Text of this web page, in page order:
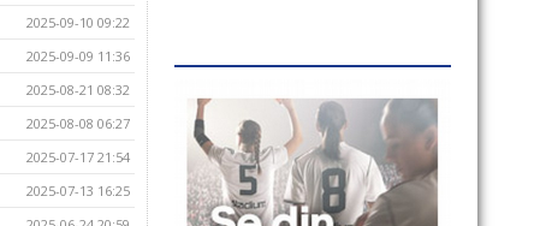
2025-09-10 09:22
2025-09-09 11:36
2025-08-21 08:32
2025-08-08 06:27
2025-07-17 21:54
2025-07-13 16:25